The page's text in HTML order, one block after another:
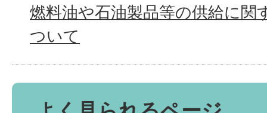
燃料油や石油製品等の供給に関
ついて